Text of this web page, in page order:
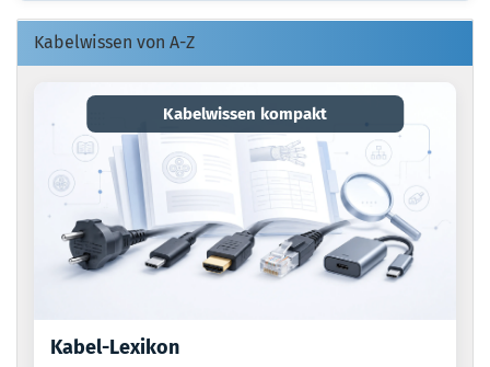
Kabelwissen von A-Z
Kabelwissen kompakt
Kabel-Lexikon